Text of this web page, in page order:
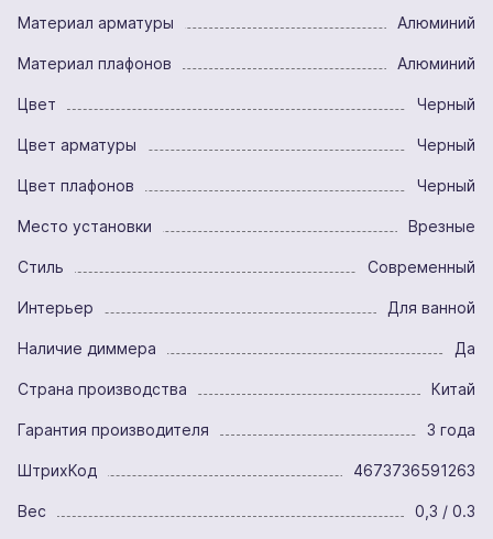
Материал арматуры Алюминий
Материал плафонов Алюминий
Цвет Черный
Цвет арматуры Черный
Цвет плафонов Черный
Место установки Врезные
Стиль Современный
Интерьер Для ванной
Наличие диммера Да
Страна производства Китай
Гарантия производителя 3 года
ШтрихКод 4673736591263
Вес 0,3 / 0.3